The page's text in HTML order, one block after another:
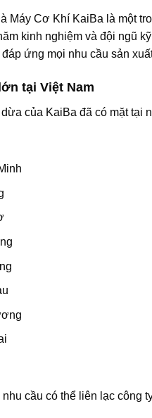
Máy Cơ Khí KaiBa là một
kinh nghiệm và đội ngũ
ứng mọi nhu cầu sản
tại Việt Nam
dừa của KaiBa đã có mặt tại
cầu có thể liên lạc công